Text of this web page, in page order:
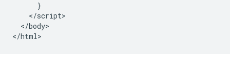
      }
    </script>
  </body>